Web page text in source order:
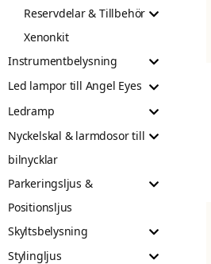
Reservdelar & Tillbehör
Xenonkit
Instrumentbelysning
Led lampor till Angel Eyes
Ledramp
Nyckelskal & larmdosor till
bilnycklar
Parkeringsljus &
Positionsljus
Skyltsbelysning
Stylingljus